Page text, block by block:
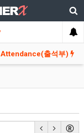
Attendance(출석부)